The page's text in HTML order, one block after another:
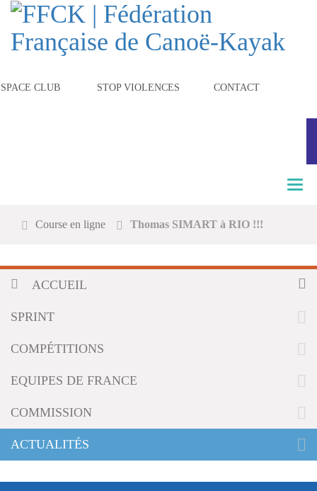
CLUB STOP VIOLENCES CONTACT
T
n
g
Course en ligne Thomas SIMART à RIO !!!
ACCUEIL
SPRINT
COMPÉTITIONS
EQUIPES DE FRANCE
COMMISSION
ACTUALITÉS